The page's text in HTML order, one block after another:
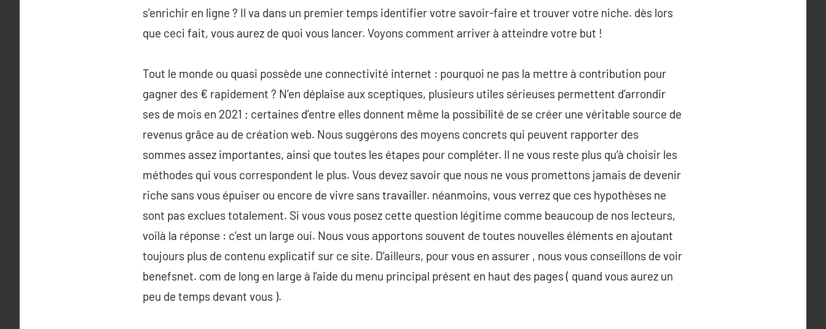
s’enrichir en ligne ? Il va dans un premier temps identifier votre savoir-faire et trouver votre niche. dès lors
que ceci fait, vous aurez de quoi vous lancer. Voyons comment arriver à atteindre votre but !
Tout le monde ou quasi possède une connectivité internet : pourquoi ne pas la mettre à contribution pour
gagner des € rapidement ? N’en déplaise aux sceptiques, plusieurs utiles sérieuses permettent d’arrondir
ses de mois en 2021 ; certaines d’entre elles donnent même la possibilité de se créer une véritable source de
revenus grâce au de création web. Nous suggérons des moyens concrets qui peuvent rapporter des
sommes assez importantes, ainsi que toutes les étapes pour compléter. Il ne vous reste plus qu’à choisir les
méthodes qui vous correspondent le plus. Vous devez savoir que nous ne vous promettons jamais de devenir
riche sans vous épuiser ou encore de vivre sans travailler. néanmoins, vous verrez que ces hypothèses ne
sont pas exclues totalement. Si vous vous posez cette question légitime comme beaucoup de nos lecteurs,
voilà la réponse : c’est un large oui. Nous vous apportons souvent de toutes nouvelles éléments en ajoutant
toujours plus de contenu explicatif sur ce site. D’ailleurs, pour vous en assurer , nous vous conseillons de voir
benefsnet. com de long en large à l’aide du menu principal présent en haut des pages ( quand vous aurez un
peu de temps devant vous ).